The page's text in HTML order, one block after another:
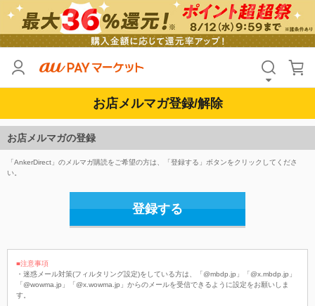
お店メルマガ登録/解除
お店メルマガの登録
「AnkerDirect」のメルマガ購読をご希望の方は、「登録する」ボタンをクリックしてくださ
い。
登録する
■注意事項
・迷惑メール対策(フィルタリング設定)をしている方は、「@mbdp.jp」「@x.mbdp.jp」
「@wowma.jp」「@x.wowma.jp」からのメールを受信できるように設定をお願いしま
す。